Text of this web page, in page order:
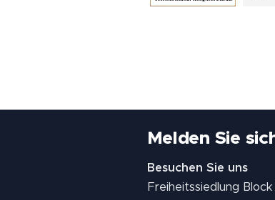
Melden Sie
Besuchen Sie uns
Freiheitssiedlung